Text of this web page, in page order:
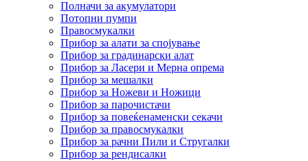
Полначи за акумулатори
Потопни пумпи
Правосмукалки
Прибор за алати за спојување
Прибор за градинарски алат
Прибор за Ласери и Мерна опрема
Прибор за мешалки
Прибор за Ножеви и Ножици
Прибор за парочистачи
Прибор за повеќенаменски секачи
Прибор за правосмукалки
Прибор за рачни Пили и Стругалки
Прибор за рендисалки